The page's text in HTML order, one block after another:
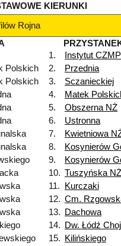
KIERUNKI
Rojna
1.
Instytut CZMP
Polskich
2. Przednia
Polskich
3. Sczanieckiej
4. Matek
5. Obszerna NŻ
6. Ustronna
7. Kwietniowa
8. Kosynierów
9. Kosynierów
10. Tuszyńska NŻ
11. Kurczaki
12. Cm.
13. Dachowa
14. Dw. Łódź
15. Kilińskiego